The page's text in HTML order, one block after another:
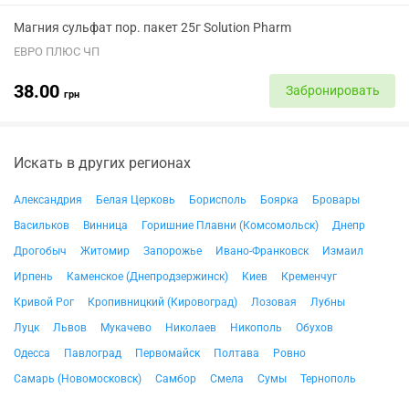
Магния сульфат пор. пакет 25г Solution Pharm
ЕВРО ПЛЮС ЧП
38.00 грн Забронировать
Искать в других регионах
Александрия Белая Церковь Борисполь Боярка
Бровары
Васильков
Винница Горишние Плавни (Комсомольск)
Днепр
Дрогобыч
Житомир Запорожье Ивано-Франковск
Измаил
Ирпень
Каменское (Днепродзержинск) Киев
Кременчуг
Кривой Рог
Кропивницкий (Кировоград) Лозовая
Лубны
Луцк
Львов Мукачево Николаев Никополь
Обухов
Одесса
Павлоград Первомайск Полтава
Ровно
Самарь (Новомосковск)
Самбор Смела Сумы
Тернополь